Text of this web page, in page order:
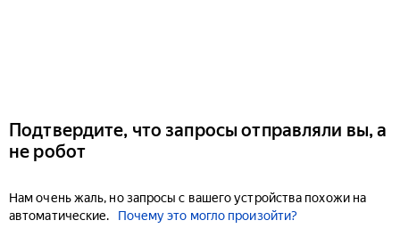
Подтвердите, что запросы отправляли вы, а
не робот
Нам очень жаль, но запросы с вашего устройства похожи на
автоматические.
Почему это могло произойти?